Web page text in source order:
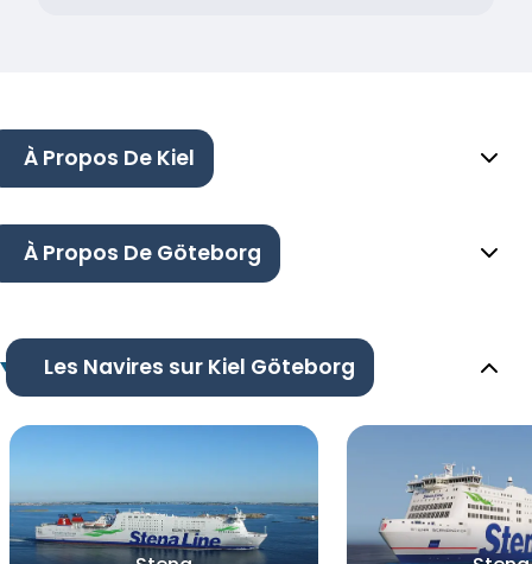
À Propos De Kiel
À Propos De Göteborg
Les Navires sur Kiel Göteborg